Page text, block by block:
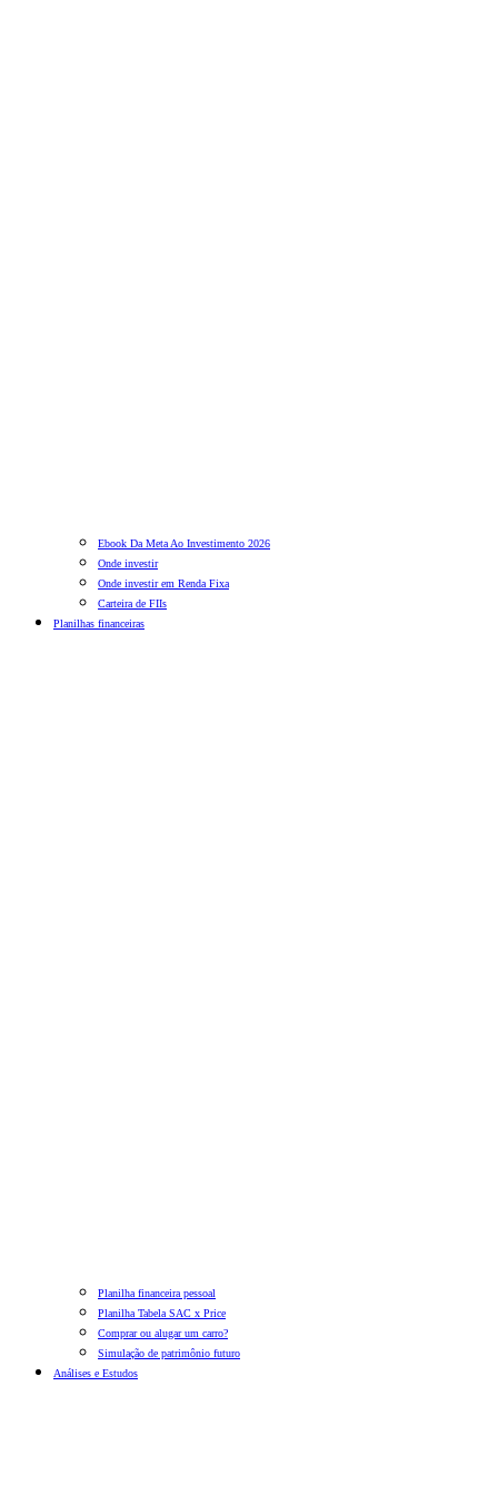
Ebook Da Meta Ao Investimento 2026
Onde investir
Onde investir em Renda Fixa
Carteira de FIIs
Planilhas financeiras
Planilha financeira pessoal
Planilha Tabela SAC x Price
Comprar ou alugar um carro?
Simulação de patrimônio futuro
Análises e Estudos